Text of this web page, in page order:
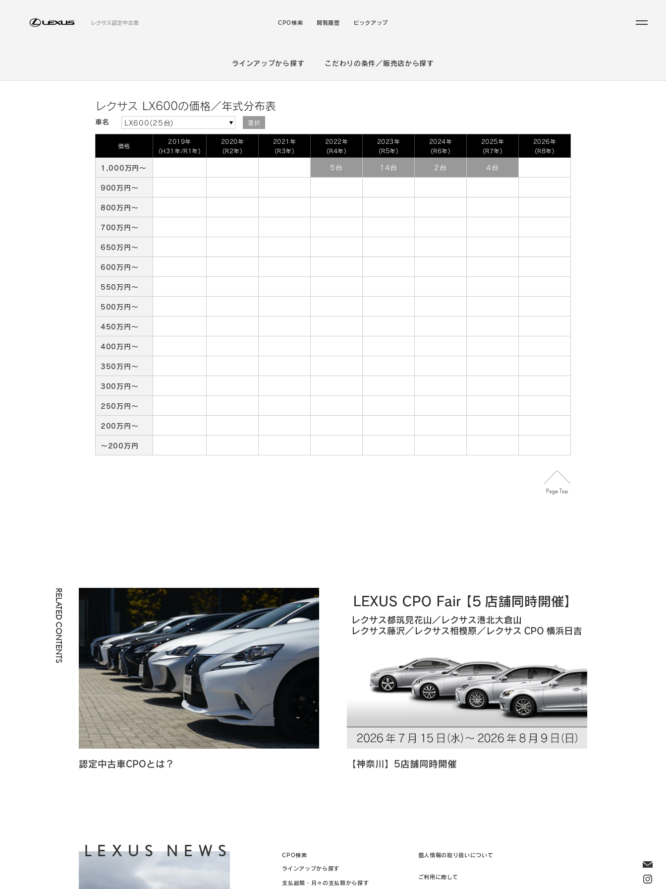
レクサス認定中古車 CPO検索 閲覧履歴 ピックアップ
ラインアップから探す こだわりの条件／販売店から探す
レクサス LX600の価格／年式分布表
車名 LX600(25台) 選択
価格
2019年
(H31年/R1年)
2020年
(R2年)
2021年
(R3年)
2022年
(R4年)
2023年
(R5年)
2024年
(R6年)
2025年
(R7年)
2026年
(R8年)
1,000万円～ 5台 14台 2台 4台
900万円～
800万円～
700万円～
650万円～
600万円～
550万円～
500万円～
450万円～
400万円～
350万円～
300万円～
250万円～
200万円～
～200万円
RELATED CONTENTS
認定中古車CPOとは？ 【神奈川】5店舗同時開催
LEXUS NEWS
CPO検索
ラインアップから探す
支払総額・月々の支払額から探す
個人情報の取り扱いについて
ご利用に際して